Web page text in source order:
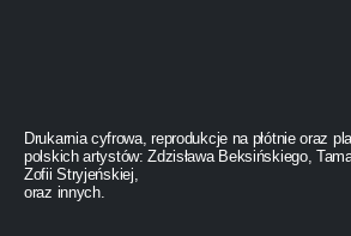
Drukarnia cyfrowa, reprodukcje na płótnie oraz
polskich artystów: Zdzisława Beksińskiego,
Zofii Stryjeńskiej,
oraz innych.